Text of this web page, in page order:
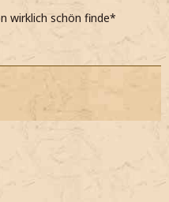
wirklich schön finde*